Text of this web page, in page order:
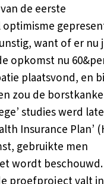
de eerste
want of er nu
opkomst nu
plaatsvond, en
zou de
studies werd
Insurance Plan’
gebruikte men
wordt